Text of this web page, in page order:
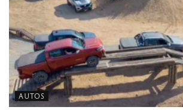
AUTOS